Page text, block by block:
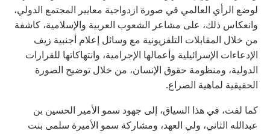
لوضع الرأي العالمي في صورة ازدواجية معايير المجتمع الدولي،
وانعكاس ذلك، على مشاعر الشعوب العربية والإسلامية، كاشفة
من خلال المقابلات التلفزيونية مع وسائل إعلام أجنبية زيف
الإدعاءات الإسرائيلية وأعمالها الإجرامية، وانتهاكاتها للقرارات
الدولية، ومنظومة حقوق الإنسان، من خلال توضيح الصورة
الحقيقية لماهية الصراع.
كما لفت، في هذا السياق، إلى جهود سمو الأمير الحسين بن
عبدالله الثاني، ولي العهد، ومشاركة سمو الأميرة سلمى بنت